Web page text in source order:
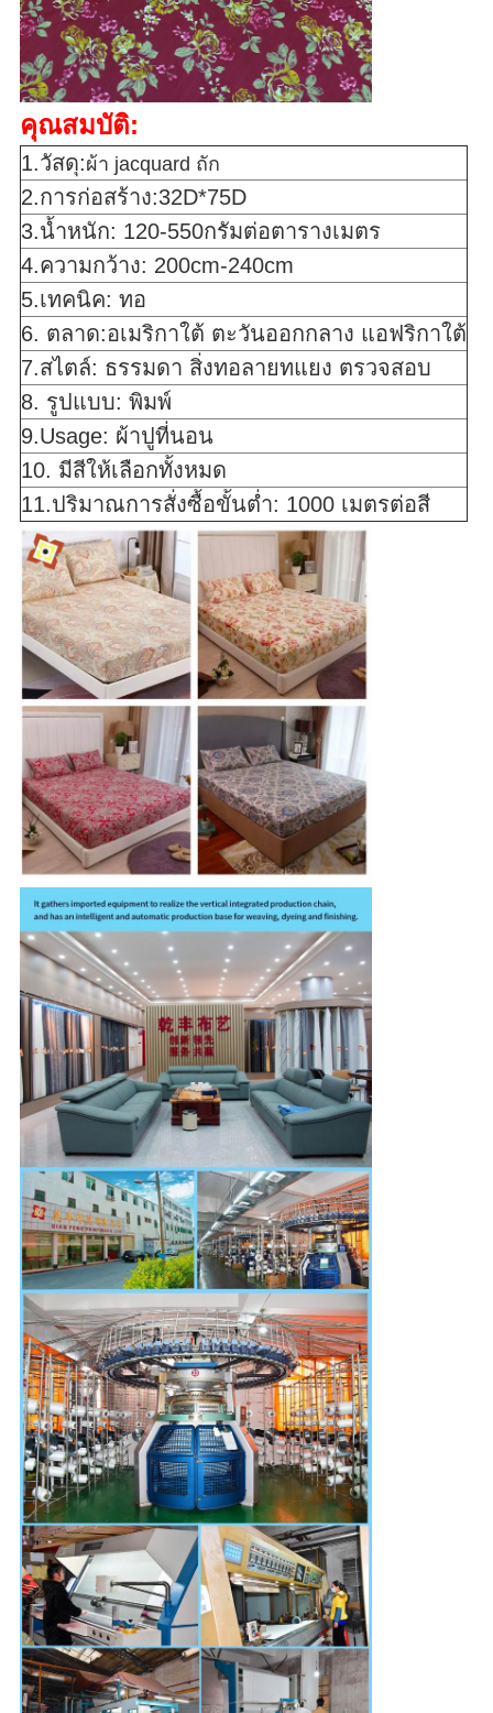
คุณสมบัติ:
1.วัสดุ:ผ้า jacquard ถัก
2.การก่อสร้าง:32D*75D
3.น้ำหนัก: 120-550กรัมต่อตารางเมตร
4.ความกว้าง: 200cm-240cm
5.เทคนิค: ทอ
6. ตลาด:อเมริกาใต้ ตะวันออกกลาง แอฟริกาใต้
7.สไตล์: ธรรมดา สิ่งทอลายทแยง ตรวจสอบ
8. รูปแบบ: พิมพ์
9.Usage: ผ้าปูที่นอน
10. มีสีให้เลือกทั้งหมด
11.ปริมาณการสั่งซื้อขั้นต่ำ: 1000 เมตรต่อสี